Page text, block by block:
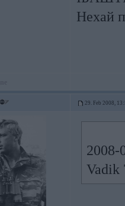
Нехай
29. Feb 2008,
2008-
Vadik